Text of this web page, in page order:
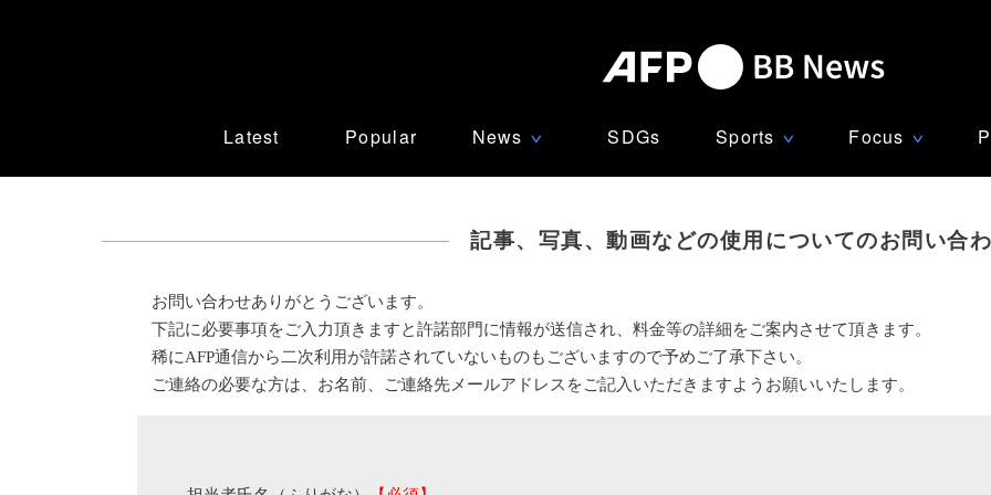
Latest Popular News ∨ SDGs Sports ∨ Focus ∨
記事、写真、動画などの使用についてのお問い合
お問い合わせありがとうございます。
下記に必要事項をご入力頂きますと許諾部門に情報が送信され、料金等の詳細をご案内させて頂きます。
稀にAFP通信から二次利用が許諾されていないものもございますので予めご了承下さい。
ご連絡の必要な方は、お名前、ご連絡先メールアドレスをご記入いただきますようお願いいたします。